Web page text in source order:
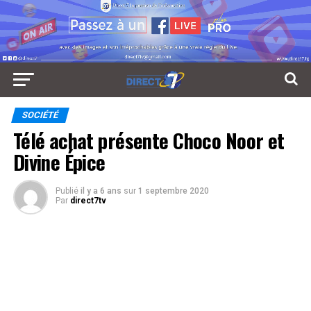
SOCIÉTÉ
Télé achat présente Choco Noor et
Divine Épice
Publié il y a 6 ans sur 1 septembre 2020
Par direct7tv